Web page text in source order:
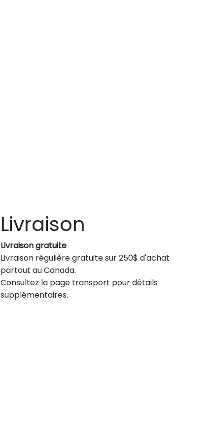
Livraison
Livraison gratuite
Livraison régulière gratuite sur 250$ d'achat
partout au Canada.
Consultez la page transport pour détails
supplémentaires.